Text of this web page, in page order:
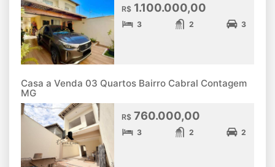
R$ 1.100.000,00
3 2 3
Casa a Venda 03 Quartos Bairro Cabral Contagem
MG
R$ 760.000,00
3 2 2